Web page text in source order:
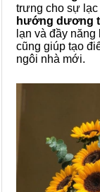
trưng cho sự lạc
hướng dương
lạn và đầy
cũng giúp tạo
ngôi nhà mới.